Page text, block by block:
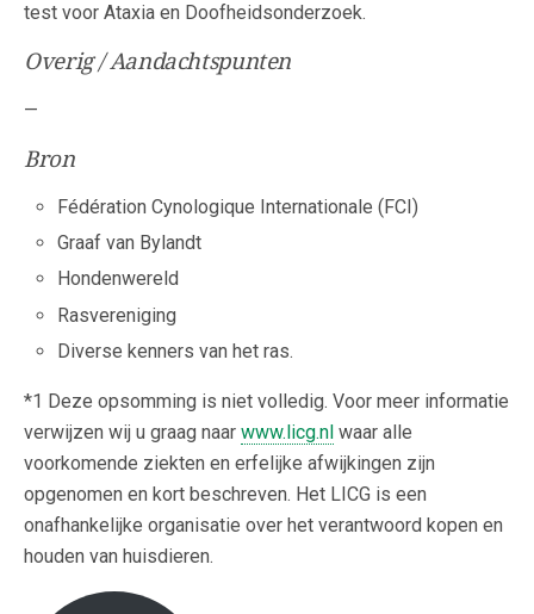
test voor Ataxia en Doofheidsonderzoek.
Overig / Aandachtspunten
—
Bron
Fédération Cynologique Internationale (FCI)
Graaf van Bylandt
Hondenwereld
Rasvereniging
Diverse kenners van het ras.
*1 Deze opsomming is niet volledig. Voor meer informatie
verwijzen wij u graag naar www.licg.nl waar alle
voorkomende ziekten en erfelijke afwijkingen zijn
opgenomen en kort beschreven. Het LICG is een
onafhankelijke organisatie over het verantwoord kopen en
houden van huisdieren.